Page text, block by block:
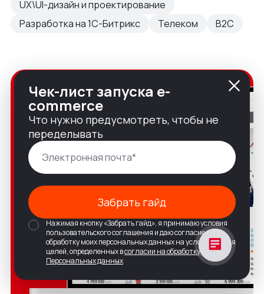
UX\UI-дизайн и проектирование
Разработка на 1С-Битрикс
Телеком B2C
Чек-лист запуска e-
commerce
Что нужно предусмотреть, чтобы не
переделывать
Забрать гайд
Нажимая кнопку «Забрать гайд», я принимаю условия
пользовательского соглашения и даю согласие на
обработку моих персональных данных на условиях и для
целей, определенных всогласии на обработку
Персональных данных